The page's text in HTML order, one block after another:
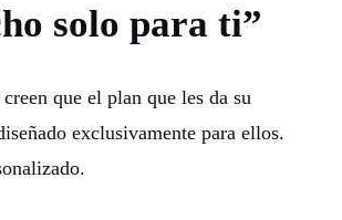
solo para ti”
que el plan que les da su
exclusivamente para ellos.